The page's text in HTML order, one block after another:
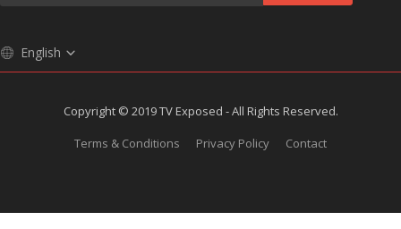
English
Copyright © 2019 TV Exposed - All Rights Reserved.
Terms & Conditions
Privacy Policy Contact